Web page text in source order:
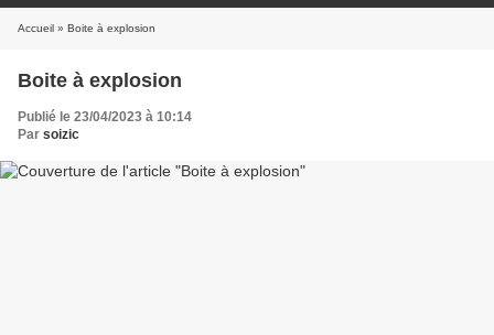
Accueil » Boite à explosion
Boite à explosion
Publié le 23/04/2023 à 10:14
Par soizic